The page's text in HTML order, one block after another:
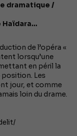
dramatique /
Haïdara...
de l’opéra «
lorsqu’une
en péril la
Les
jour, et comme
loin du drame.